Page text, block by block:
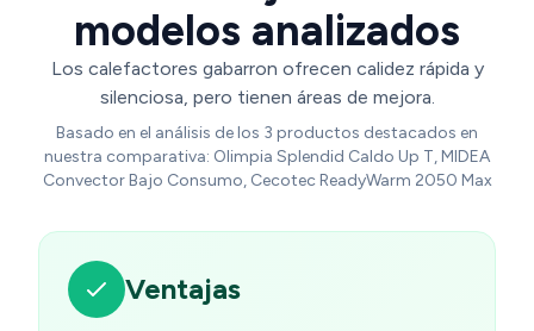
modelos analizados
Los calefactores gabarron ofrecen calidez rápida y
silenciosa, pero tienen áreas de mejora.
Basado en el análisis de los 3 productos destacados en
nuestra comparativa: Olimpia Splendid Caldo Up T, MIDEA
Convector Bajo Consumo, Cecotec ReadyWarm 2050 Max
Ventajas